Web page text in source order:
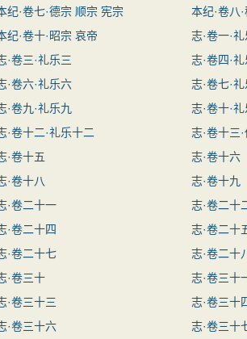
纪·卷七·德宗 顺宗 宪宗
本纪·卷八
纪·卷十·昭宗 哀帝
志·卷一·
·卷三·礼乐三
志·卷四·
·卷六·礼乐六
志·卷七·
·卷九·礼乐九
志·卷十·
·卷十二·礼乐十二
志·卷十三
·卷十五
志·卷十六
·卷十八
志·卷十九
·卷二十一
志·卷二十
·卷二十四
志·卷二十
·卷二十七
志·卷二十
·卷三十
志·卷三十
·卷三十三
志·卷三十
·卷三十六
志·卷三十